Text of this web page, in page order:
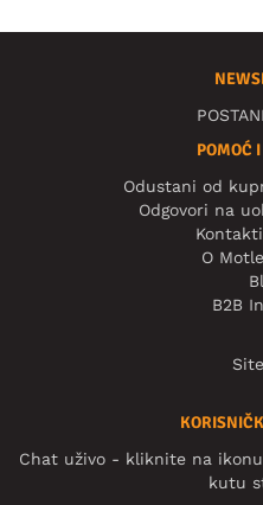
POMOĆ
Odustani od
Odgovori na
O
B2B
Chat uživo - kliknite na
kutu